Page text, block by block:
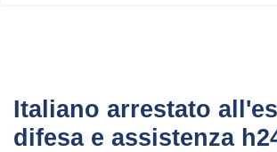
Italiano arrestato
difesa e assistenza